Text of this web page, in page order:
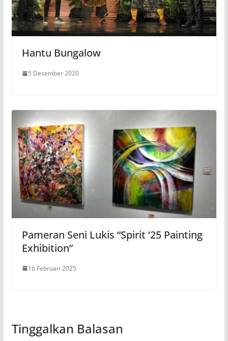
Hantu Bungalow
5 Desember 2020
Pameran Seni Lukis “Spirit ‘25 Painting
Exhibition”
16 Februari 2025
Tinggalkan Balasan